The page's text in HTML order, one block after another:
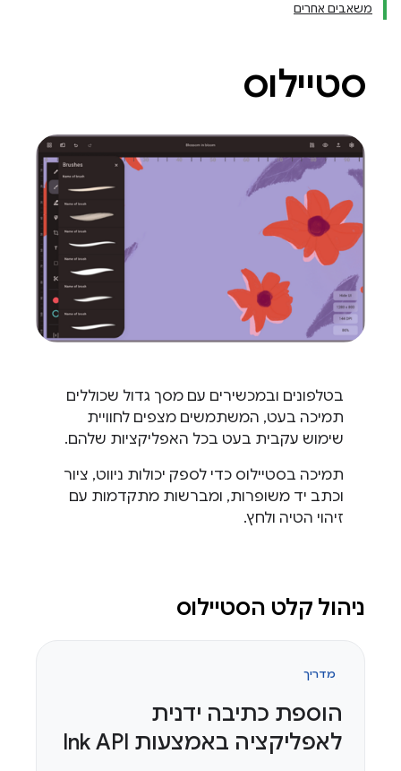
משאבים אחרים
סטיילוס
בטלפונים ובמכשירים עם מסך גדול שכוללים
תמיכה בעט, המשתמשים מצפים לחוויית
שימוש עקבית בעט בכל האפליקציות שלהם.
תמיכה בסטיילוס כדי לספק יכולות ניווט, ציור
וכתב יד משופרות, ומברשות מתקדמות עם
זיהוי הטיה ולחץ.
ניהול קלט הסטיילוס
מדריך
הוספת כתיבה ידנית
לאפליקציה באמצעות Ink API